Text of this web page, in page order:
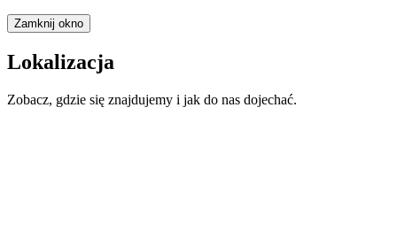
Zamknij okno
Lokalizacja
Zobacz, gdzie się znajdujemy i jak do nas dojechać.